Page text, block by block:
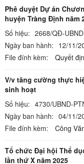
Phê duyệt Dự án
huyện Tràng Định năm
Số hiệu: 2668/QĐ-UBND
Ngày ban hành: 12/11/
File đính kèm:
Quyết
V/v tăng cường thực
sinh hoạt
Số hiệu: 4730/UBND-
Ngày ban hành: 04/11/
File đính kèm:
Công
Tổ chức Đại hội Thể
lần thứ X năm 2025